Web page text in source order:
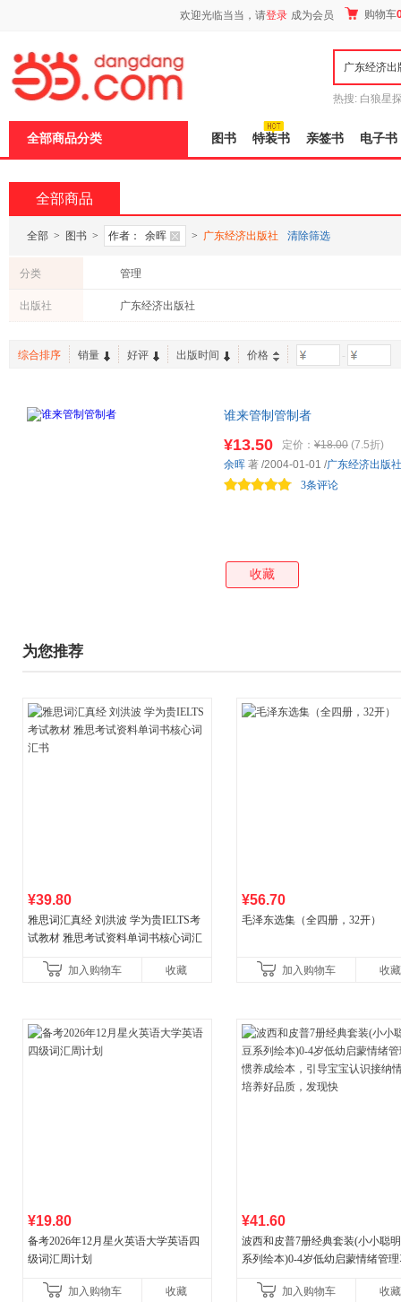
欢迎光临当当，请登录 成为会员 购物车
热搜: 白狼星
全部商品分类 图书 特装书 亲签书 电子书
全部商品
全部 > 图书 > 作者： 余晖 > 广东经济出版社 清除筛选
分类 管理
出版社 广东经济出版社
综合排序 销量 好评 出版时间 价格 -
谁来管制管制者
¥13.50 定价： ¥18.00 (7.5折)
3条评论
余晖 著 /2004-01-01 /广东经济出版社
收藏
为您推荐
¥39.80
雅思词汇真经 刘洪波 学为贵IELTS考
试教材 雅思考试资料单词书核心词汇
加入购物车
收藏
¥56.70
毛泽东选集（全四册，32开）
加入购物车 收藏
¥19.80
备考2026年12月星火英语大学英语四
级词汇周计划
加入购物车 收藏
¥41.60
波西和皮普7册经典套装(小小聪
系列绘本)0-4岁低幼启蒙情绪管
养好品质，发现快
加入购物车 收藏
页
加